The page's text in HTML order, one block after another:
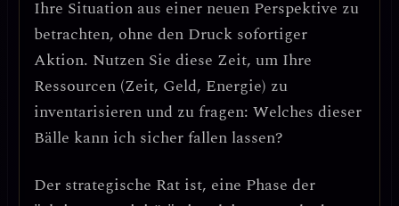
Ihre Situation aus einer neuen Perspektive zu
betrachten, ohne den Druck sofortiger
Aktion. Nutzen Sie diese Zeit, um Ihre
Ressourcen (Zeit, Geld, Energie) zu
inventarisierenund zu fragen: Welches dieser
Bälle kann ich sicher fallen lassen?
Der strategische Rat ist, eine Phase der